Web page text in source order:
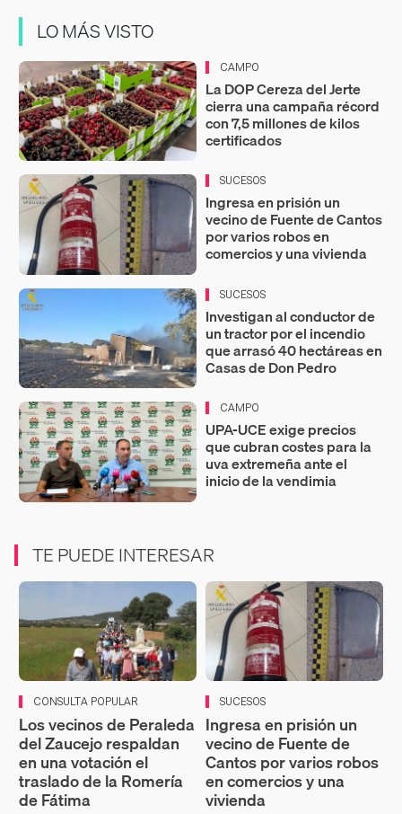
LO MÁS VISTO
CAMPO
La DOP Cereza del Jerte
cierra una campaña récord
con 7,5 millones de kilos
certificados
SUCESOS
Ingresa en prisión un
vecino de Fuente de Cantos
por varios robos en
comercios y una vivienda
SUCESOS
Investigan al conductor de
un tractor por el incendio
que arrasó 40 hectáreas en
Casas de Don Pedro
CAMPO
UPA-UCE exige precios
que cubran costes para la
uva extremeña ante el
inicio de la vendimia
TE PUEDE INTERESAR
CONSULTA POPULAR
Los vecinos de Peraleda
del Zaucejo respaldan
en una votación el
traslado de la Romería
de Fátima
SUCESOS
Ingresa en prisión un
vecino de Fuente de
Cantos por varios robos
en comercios y una
vivienda